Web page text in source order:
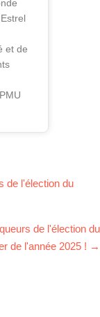
et de
de l'élection du
de l'élection du
de l'année 2025 ! →